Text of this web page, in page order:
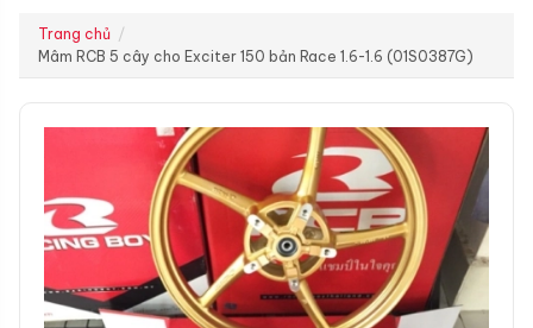
Trang chủ
Mâm RCB 5 cây cho Exciter 150 bản Race 1.6-1.6 (01S0387G)